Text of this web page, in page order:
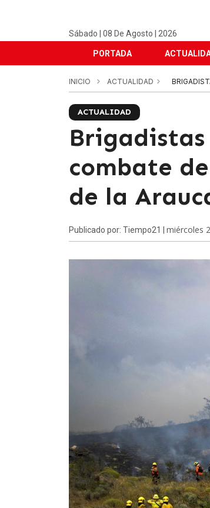
Sábado | 08 De Agosto | 2026
PORTADA
INICIO ACTUALIDAD
ACTUALIDAD
Brigadistas
combate
de la
Publicado por: Tiempo21 | miércoles